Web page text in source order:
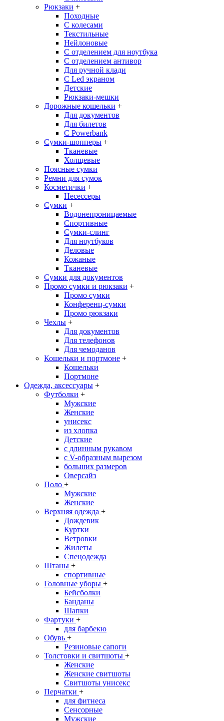
Рюкзаки +
Походные
С колесами
Текстильные
Нейлоновые
С отделением для ноутбука
С отделением антивор
Для ручной клади
С Led экраном
Детские
Рюкзаки-мешки
Дорожные кошельки +
Для документов
Для билетов
С Powerbank
Сумки-шопперы +
Тканевые
Холщевые
Поясные сумки
Ремни для сумок
Косметички +
Несессеры
Сумки +
Водонепроницаемые
Спортивные
Сумки-слинг
Для ноутбуков
Деловые
Кожаные
Тканевые
Сумки для документов
Промо сумки и рюкзаки +
Промо сумки
Конференц-сумки
Промо рюкзаки
Чехлы +
Для документов
Для телефонов
Для чемоданов
Кошельки и портмоне +
Кошельки
Портмоне
Одежда, аксессуары +
Футболки +
Мужские
Женские
унисекс
из хлопка
Детские
с длинным рукавом
с V-образным вырезом
больших размеров
Оверсайз
Поло +
Мужские
Женские
Верхняя одежда +
Дождевик
Куртки
Ветровки
Жилеты
Спецодежда
Штаны +
спортивные
Головные уборы +
Бейсболки
Банданы
Шапки
Фартуки +
для барбекю
Обувь +
Резиновые сапоги
Толстовки и свитшоты +
Женские
Женские свитшоты
Свитшоты унисекс
Перчатки +
для фитнеса
Сенсорные
Мужские